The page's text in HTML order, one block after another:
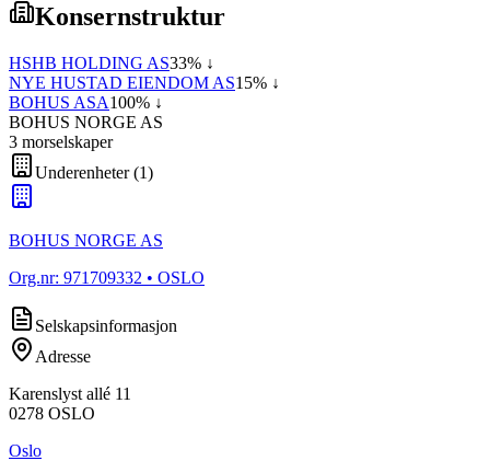
Konsernstruktur
HSHB HOLDING AS33% ↓
NYE HUSTAD EIENDOM AS15% ↓
BOHUS ASA100% ↓
BOHUS NORGE AS
3 morselskaper
Underenheter(1)
BOHUS NORGE AS
Org.nr: 971709332 • OSLO
Selskapsinformasjon
Adresse
Karenslyst allé 11
0278 OSLO
Oslo